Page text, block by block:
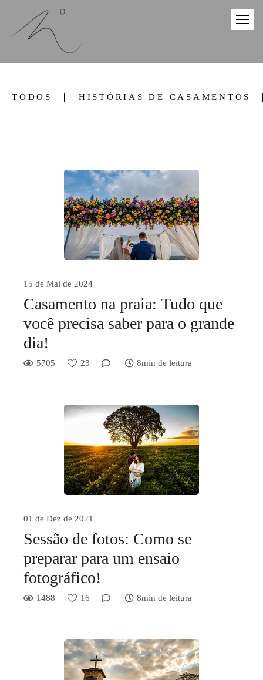
TODOS HISTÓRIAS DE CASAMENTOS
15 de Mai de 2024
Casamento na praia: Tudo que
você precisa saber para o grande
dia!
5705 23 8min de leitura
01 de Dez de 2021
Sessão de fotos: Como se
preparar para um ensaio
fotográfico!
1488 16 8min de leitura